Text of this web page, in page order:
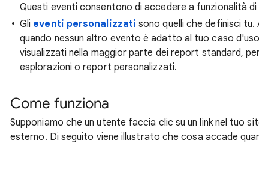
Questi eventi consentono di accedere a funzionalità
Gli eventi personalizzati sono quelli che definisci
quando nessun altro evento è adatto al tuo caso
visualizzati nella maggior parte dei report standard,
esplorazioni o report personalizzati.
Come funziona
Supponiamo che un utente faccia clic su un link nel tuo
esterno. Di seguito viene illustrato che cosa accade